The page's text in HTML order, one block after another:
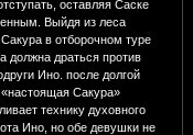
оставляя Саске
Выйдя из леса
в отборочном туре
должна драться против
Ино. после долгой
«настоящая Сакура»
технику духовного
Ино, но обе девушки не